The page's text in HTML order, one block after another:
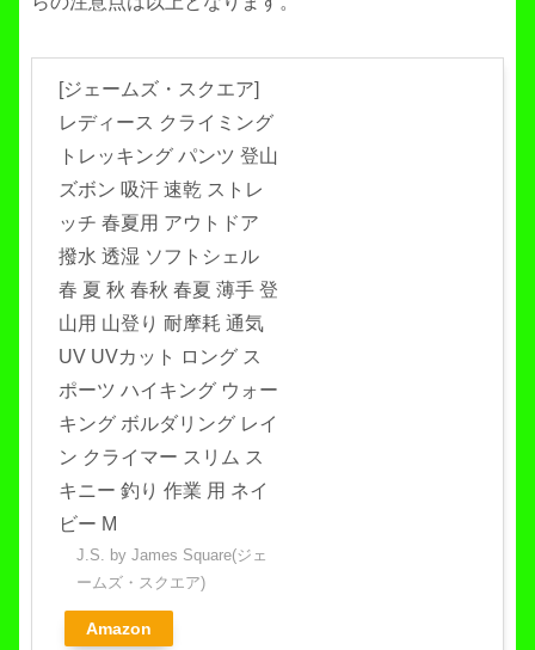
[ジェームズ・スクエア]
レディース クライミング
トレッキング パンツ 登山
ズボン 吸汗 速乾 ストレ
ッチ 春夏用 アウトドア
撥水 透湿 ソフトシェル
春 夏 秋 春秋 春夏 薄手 登
山用 山登り 耐摩耗 通気
UV UVカット ロング ス
ポーツ ハイキング ウォー
キング ボルダリング レイ
ン クライマー スリム ス
キニー 釣り 作業 用 ネイ
ビー M
J.S. by James Square(ジェ
ームズ・スクエア)
Amazon